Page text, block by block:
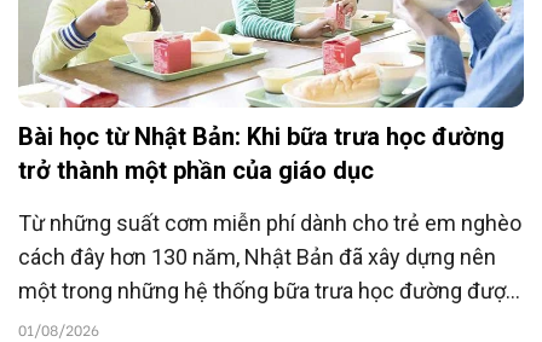
Bài học từ Nhật Bản: Khi bữa trưa học đường
trở thành một phần của giáo dục
Từ những suất cơm miễn phí dành cho trẻ em nghèo
cách đây hơn 130 năm, Nhật Bản đã xây dựng nên
một trong những hệ thống bữa trưa học đường được
đánh giá thành công nhất thế giới. Không chỉ bảo
01/08/2026